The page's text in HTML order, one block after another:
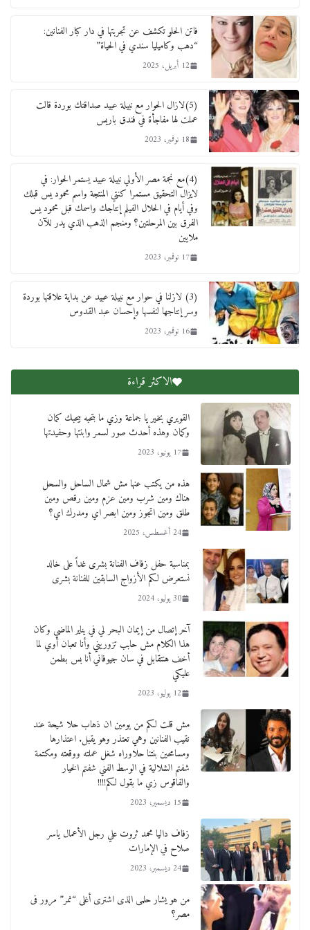
الطفل ياسين
12 ديسمبر، 2025
لأول فرع لمدارس لها بمصر في فينا بحضور ولي
العهد
فاتن الحلو تكشف عن تجربتها في دار كبار الفنانين:
“دهب وكاميليا سندي في الحياة”
12 أبريل، 2025
(5)لازال الحوار مع نبيلة عبيد صداقتك بوردة قالت
عملت لها مفاجأة في فندق باريس
18 نوفمبر، 2023
(4)مع نجمة مصر الأولي نبيلة عبيد يستمر الحوار: في
لايزال التحقيق مستمرا كنتي المنتجة واسم محمود يس قبلك
وفي أيام في الحلال الفيلم إنتاجك واسمك قبل محمود يس
الفرق بين المرحلتين؟ ومنجم الذهب الذي يدر للآن
ملايين
17 نوفمبر، 2023
(3) لازلنا في حوار مع نبيلة عبيد عن بداية علاقتها بوردة
وسر إنتاجها لنفسها وإحسان عبد القدوس
16 نوفمبر، 2023
الاكثر قراءة
القويري بخير يا جماعة وزي ما بتحبه بيحبك كمان
وكمان وهذه أحدث صور لسمر وابنتها وحفيدتها
17 يونيو، 2023
هذه من يكتب عنها مش شمال الساحل والسحل
هناك ومين شرب ومين عزم ومين رقص ومين
طلق ومين اتجوز ومين ابصر اي ومدرك اي؟
24 أغسطس، 2025
بمناسبة حفل زفاف الفنانة بشرى غداً على خالد
نستعرض لكم الأزواج السابقين للفنانة بشرى
30 يوليو، 2024
آخر إتصال من إيمان البحر لي في يناير الماضي وكان
هذا الكلام مش حابب تزوريني وأنا تعبان أوي لما
أخف هنتقابل في سان جيوفاني أنا بس بطمن
عليكي
12 يوليو، 2023
مش قلت لكم من يومين ان ذهاب حلا شيحة عند
نقيب الفنانين وهي تعتذر وهو يقبل. اعتذارها
ومسامحين بنتنا حلاوراه شغل عملته ووقعته ومكتمة
شفتم الشلالية في الوسط الفني شفتم الخيار
والفاقوس زي ما بقول لكم!!!!
15 ديسمبر، 2023
زفاف داليا محمد ثروت علي رجل الأعمال ياسر
صلاح في الإمارات
24 ديسمبر، 2023
من هو يشار حلمى الذى اشترى أغلى “نمر” مرور فى
مصر؟